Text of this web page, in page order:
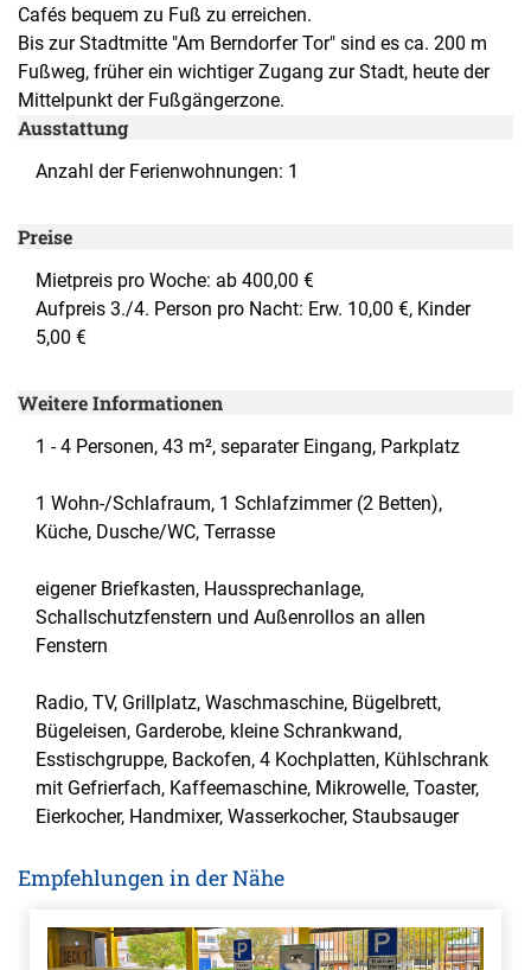
Cafés bequem zu Fuß zu erreichen.
Bis zur Stadtmitte "Am Berndorfer Tor" sind es ca. 200 m
Fußweg, früher ein wichtiger Zugang zur Stadt, heute der
Mittelpunkt der Fußgängerzone.
Ausstattung
Anzahl der Ferienwohnungen: 1
Preise
Mietpreis pro Woche: ab 400,00 €
Aufpreis 3./4. Person pro Nacht: Erw. 10,00 €, Kinder
5,00 €
Weitere Informationen
1 - 4 Personen, 43 m², separater Eingang, Parkplatz
1 Wohn-/Schlafraum, 1 Schlafzimmer (2 Betten),
Küche, Dusche/WC, Terrasse
eigener Briefkasten, Haussprechanlage,
Schallschutzfenstern und Außenrollos an allen
Fenstern
Radio, TV, Grillplatz, Waschmaschine, Bügelbrett,
Bügeleisen, Garderobe, kleine Schrankwand,
Esstischgruppe, Backofen, 4 Kochplatten, Kühlschrank
mit Gefrierfach, Kaffeemaschine, Mikrowelle, Toaster,
Eierkocher, Handmixer, Wasserkocher, Staubsauger
Empfehlungen in der Nähe